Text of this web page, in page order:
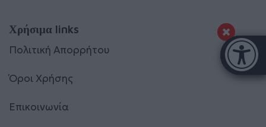
Μπάρα
Χρήσιμα links
Πολιτική Απορρήτου
Όροι Χρήσης
Επικοινωνία